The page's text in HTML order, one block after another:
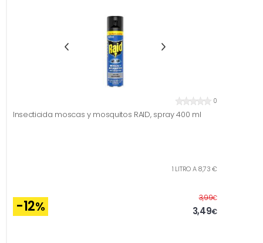
0
Insecticida moscas y mosquitos RAID, spray 400 ml
1 LITRO A 8,73 €
-12%
3,99€Before
3,49€